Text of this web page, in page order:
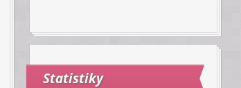
Statistiky